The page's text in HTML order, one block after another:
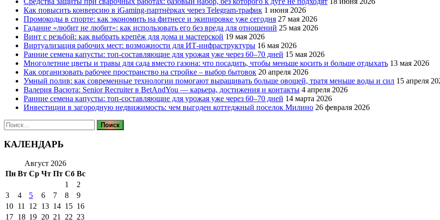
Как повысить конверсию в iGaming-партнёрках через Telegram-трафик 1 июня 2026
Промокоды в спорте: как экономить на фитнесе и экипировке уже сегодня 27 мая 2026
Гадание «любит не любит»: как использовать его без вреда для отношений 25 мая 2026
Винт с резьбой: как выбрать крепёж для дома и мастерской 19 мая 2026
Виртуализация рабочих мест: возможности для ИТ-инфраструктуры 16 мая 2026
Ранние семена капусты: топ‑составляющие для урожая уже через 60–70 дней 15 мая 2026
Многолетние цветы и травы для сада вместо газона: что посадить, чтобы меньше косить и больше отдыхать 13 мая 2026
Как организовать рабочее пространство на стройке – выбор бытовок 20 апреля 2026
Умный полив: как современные технологии помогают выращивать больше овощей, тратя меньше воды и сил 15 апреля
Валерия Васюта: Senior Recruiter в BetAndYou — карьера, достижения и контакты 4 апреля 2026
Ранние семена капусты: топ‑составляющие для урожая уже через 60–70 дней 14 марта 2026
Инвестиции в загородную недвижимость: чем выгоден коттеджный поселок Милино 26 февраля 2026
Найти:
КАЛЕНДАРЬ
Август 2026
Пн Вт Ср Чт Пт Сб Вс
1
2
3
4 5 6 7 8
9
10 11 12 13 14 15 16
17 18 19 20 21 22 23